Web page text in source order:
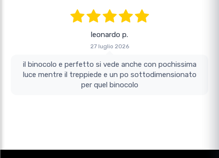
leonardo p.
27 luglio 2026
il binocolo e perfetto si vede anche con pochissima
luce mentre il treppiede e un po sottodimensionato
per quel binocolo